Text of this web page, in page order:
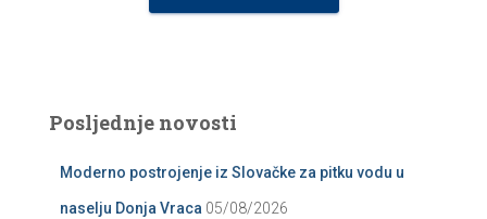
Posljednje novosti
Moderno postrojenje iz Slovačke za pitku vodu u
naselju Donja Vraca 05/08/2026